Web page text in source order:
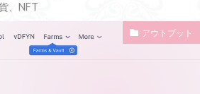
、NFT
アウトプット